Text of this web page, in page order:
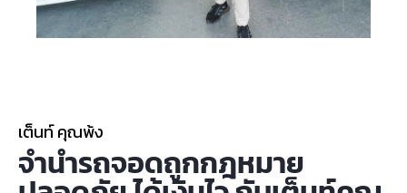
เต็นท์ คุณพ้ง
จํานํารถจอดถูกกฎหมาย